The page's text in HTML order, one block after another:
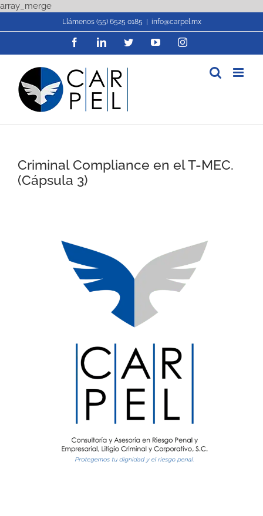
array_mergeSkip
content
Llámenos (55) 6525 0185 info@carpel.mx
FacebookLinkedInTwitterYouTubeInstagram
Criminal Compliance en el T-MEC.
(Cápsula 3)